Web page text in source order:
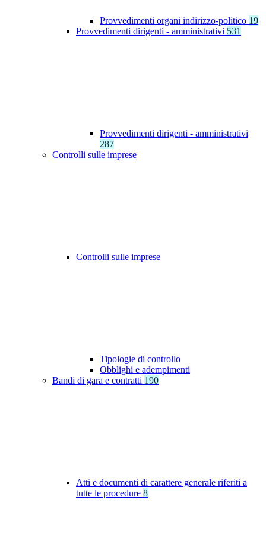
Provvedimenti organi indirizzo-politico 19
Provvedimenti dirigenti - amministrativi 531
Provvedimenti dirigenti - amministrativi
287
Controlli sulle imprese
Controlli sulle imprese
Tipologie di controllo
Obblighi e adempimenti
Bandi di gara e contratti 190
Atti e documenti di carattere generale riferiti a
tutte le procedure 8